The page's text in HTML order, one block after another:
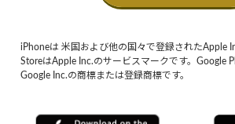
iPhoneは 米国および他の国々で登録されたApple
StoreはApple Inc.のサービスマークです。Google
Google Inc.の商標または登録商標です。